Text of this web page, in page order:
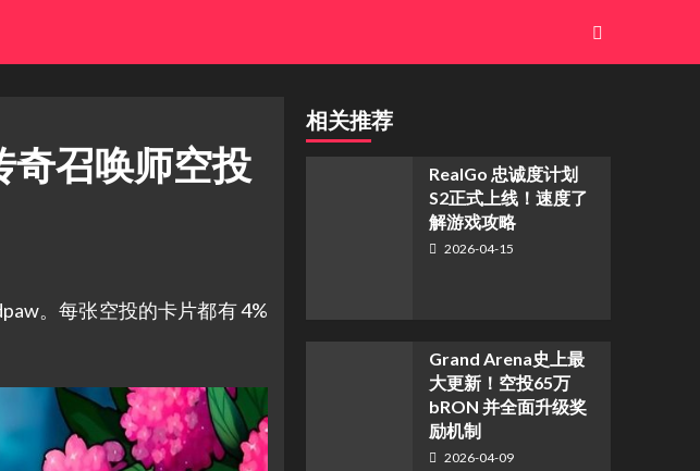
奇召唤师空投
。每张空投的卡片都有 4%
相关推荐
​RealGo 忠诚度计划
S2正式上线！速度了
解游戏攻略
2026-04-15
Grand Arena史上最
大更新！空投65万
bRON 并全面升级奖
励机制
2026-04-09